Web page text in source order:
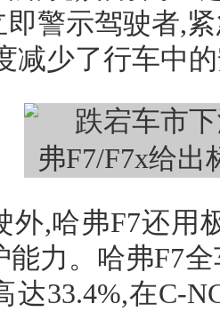
即警示驾驶者,
减少了行车中
外,哈弗F7还用
力。哈弗F7
达33.4%,在C-